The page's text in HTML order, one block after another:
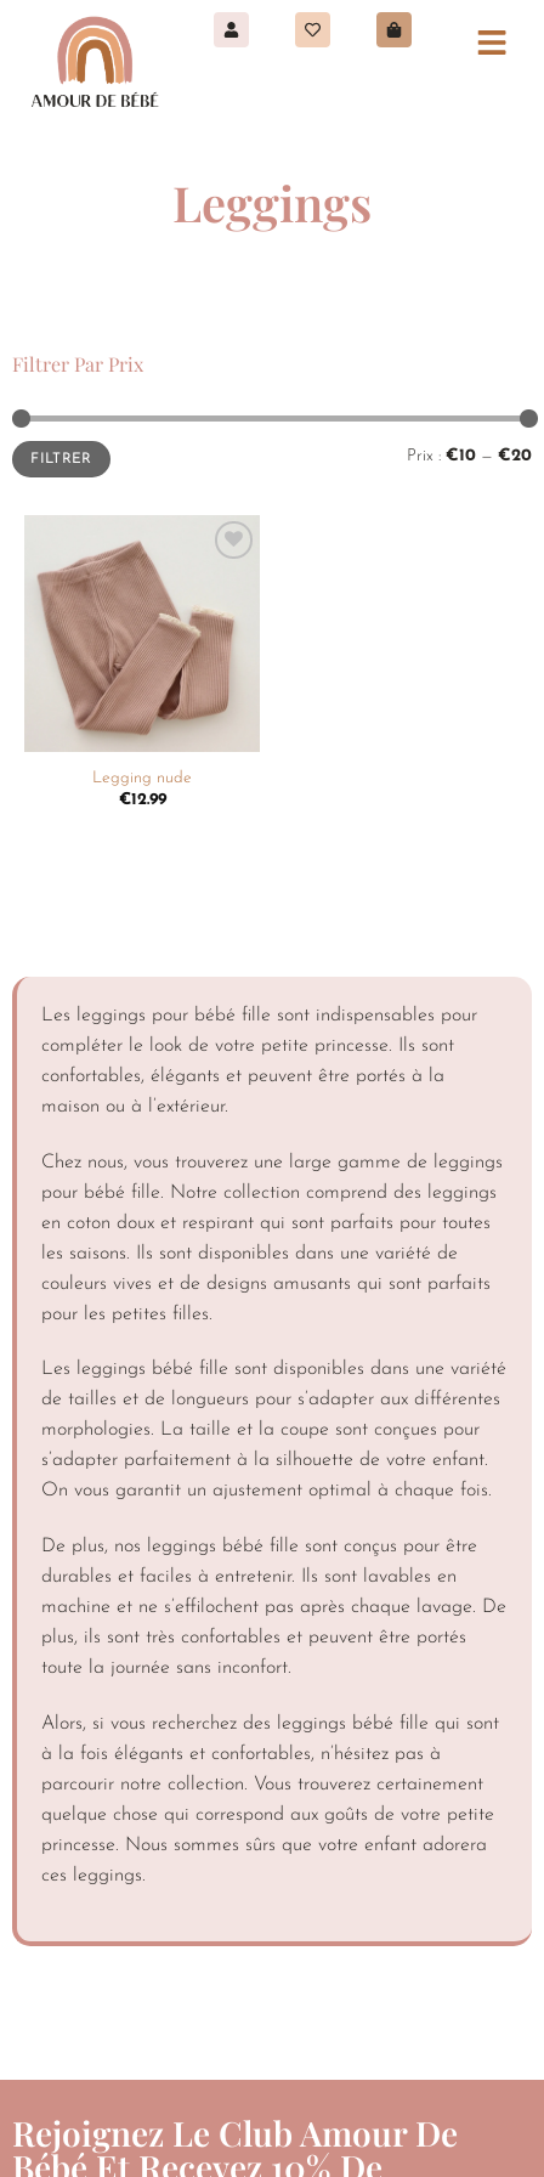
Leggings
Filtrer Par Prix
FILTRER Prix : €10 — €20
liste de
souhaits
Legging nude
€12.99
Les leggings pour bébé fille sont indispensables pour
compléter le look de votre petite princesse. Ils sont
confortables, élégants et peuvent être portés à la
maison ou à l’extérieur.
Chez nous, vous trouverez une large gamme de leggings
pour bébé fille. Notre collection comprend des leggings
en coton doux et respirant qui sont parfaits pour toutes
les saisons. Ils sont disponibles dans une variété de
couleurs vives et de designs amusants qui sont parfaits
pour les petites filles.
Les leggings bébé fille sont disponibles dans une variété
de tailles et de longueurs pour s’adapter aux différentes
morphologies. La taille et la coupe sont conçues pour
s’adapter parfaitement à la silhouette de votre enfant.
On vous garantit un ajustement optimal à chaque fois.
De plus, nos leggings bébé fille sont conçus pour être
durables et faciles à entretenir. Ils sont lavables en
machine et ne s’effilochent pas après chaque lavage. De
plus, ils sont très confortables et peuvent être portés
toute la journée sans inconfort.
Alors, si vous recherchez des leggings bébé fille qui sont
à la fois élégants et confortables, n’hésitez pas à
parcourir notre collection. Vous trouverez certainement
quelque chose qui correspond aux goûts de votre petite
princesse. Nous sommes sûrs que votre enfant adorera
ces leggings.
Rejoignez Le Club Amour De
Bébé Et Recevez 10% De